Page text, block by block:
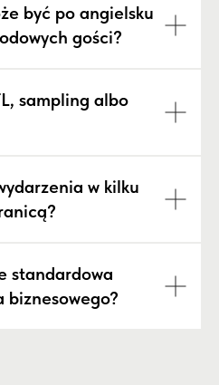
być po angielsku
gości?
sampling albo
w kilku
standardowa
biznesowego?